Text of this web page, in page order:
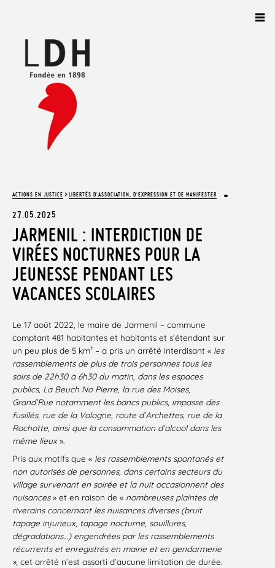
ACTIONS EN JUSTICE >LIBERTÉS D’ASSOCIATION, D’EXPRESSION ET DE MANIFESTER
27.05.2025
JARMENIL : INTERDICTION DE
VIRÉES NOCTURNES POUR LA
JEUNESSE PENDANT LES
VACANCES SCOLAIRES
Le 17 août 2022, le maire de Jarmenil – commune
comptant 481 habitantes et habitants et s’étendant sur
un peu plus de 5 km² – a pris un arrêté interdisant « les
rassemblements de plus de trois personnes tous les
soirs de 22h30 à 6h30 du matin, dans les espaces
publics, La Beuch No Pierre, la rue des Moises,
Grand’Rue notamment les bancs publics, impasse des
fusillés, rue de la Vologne, route d’Archettes, rue de la
Rochotte, ainsi que la consommation d’alcool dans les
même lieux».
Pris aux motifs que « les rassemblements spontanés et
non autorisés de personnes, dans certains secteurs du
village survenant en soirée et la nuit occasionnent des
nuisances» et en raison de « nombreuses plaintes de
riverains concernant les nuisances diverses (bruit
tapage injurieux, tapage nocturne, souillures,
dégradations…) engendrées par les rassemblements
récurrents et enregistrés en mairie et en gendarmerie
», cet arrêté n’est assorti d’aucune limitation de durée.